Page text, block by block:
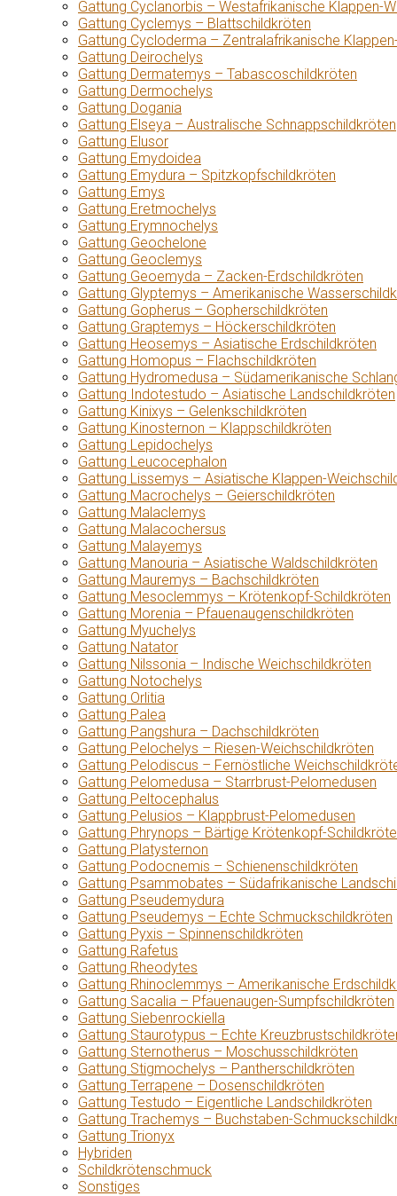
Gattung Cyclanorbis – Westafrikanische Klappen-
Gattung Cyclemys – Blattschildkröten
Gattung Cycloderma – Zentralafrikanische
Gattung Deirochelys
Gattung Dermatemys – Tabascoschildkröten
Gattung Dermochelys
Gattung Dogania
Gattung Elseya – Australische Schnappschildkröten
Gattung Elusor
Gattung Emydoidea
Gattung Emydura – Spitzkopfschildkröten
Gattung Emys
Gattung Eretmochelys
Gattung Erymnochelys
Gattung Geochelone
Gattung Geoclemys
Gattung Geoemyda – Zacken-Erdschildkröten
Gattung Glyptemys – Amerikanische
Gattung Gopherus – Gopherschildkröten
Gattung Graptemys – Höckerschildkröten
Gattung Heosemys – Asiatische Erdschildkröten
Gattung Homopus – Flachschildkröten
Gattung Hydromedusa – Südamerikanische
Gattung Indotestudo – Asiatische Landschildkröten
Gattung Kinixys – Gelenkschildkröten
Gattung Kinosternon – Klappschildkröten
Gattung Lepidochelys
Gattung Leucocephalon
Gattung Lissemys – Asiatische Klappen-
Gattung Macrochelys – Geierschildkröten
Gattung Malaclemys
Gattung Malacochersus
Gattung Malayemys
Gattung Manouria – Asiatische Waldschildkröten
Gattung Mauremys – Bachschildkröten
Gattung Mesoclemmys – Krötenkopf-Schildkröten
Gattung Morenia – Pfauenaugenschildkröten
Gattung Myuchelys
Gattung Natator
Gattung Nilssonia – Indische Weichschildkröten
Gattung Notochelys
Gattung Orlitia
Gattung Palea
Gattung Pangshura – Dachschildkröten
Gattung Pelochelys – Riesen-Weichschildkröten
Gattung Pelodiscus – Fernöstliche
Gattung Pelomedusa – Starrbrust-Pelomedusen
Gattung Peltocephalus
Gattung Pelusios – Klappbrust-Pelomedusen
Gattung Phrynops – Bärtige Krötenkopf-
Gattung Platysternon
Gattung Podocnemis – Schienenschildkröten
Gattung Psammobates – Südafrikanische
Gattung Pseudemydura
Gattung Pseudemys – Echte Schmuckschildkröten
Gattung Pyxis – Spinnenschildkröten
Gattung Rafetus
Gattung Rheodytes
Gattung Rhinoclemmys – Amerikanische
Gattung Sacalia – Pfauenaugen-Sumpfschildkröten
Gattung Siebenrockiella
Gattung Staurotypus – Echte
Gattung Sternotherus – Moschusschildkröten
Gattung Stigmochelys – Pantherschildkröten
Gattung Terrapene – Dosenschildkröten
Gattung Testudo – Eigentliche Landschildkröten
Gattung Trachemys – Buchstaben-
Gattung Trionyx
Hybriden
Schildkrötenschmuck
Sonstiges